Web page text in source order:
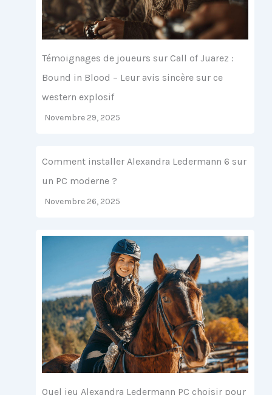
Témoignages de joueurs sur Call of Juarez :
Bound in Blood – Leur avis sincère sur ce
western explosif
Novembre 29, 2025
Comment installer Alexandra Ledermann 6 sur
un PC moderne ?
Novembre 26, 2025
Quel jeu Alexandra Ledermann PC choisir pour